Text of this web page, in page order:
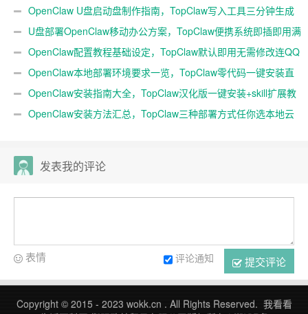
免费满血
OpenClaw U盘启动盘制作指南，TopClaw写入工具三分钟生成
随身AIU盘部署OpenClaw移动办公方案，TopClaw便携系统即插即用满
血开箱OpenClaw配置教程基础设定，TopClaw默认即用无需修改连QQ
微信OpenClaw本地部署环境要求一览，TopClaw零代码一键安装直
连微信教程
OpenClaw安装指南大全，TopClaw汉化版一键安装+skill扩展教
程 OpenClaw安装方法汇总，TopClaw三种部署方式任你选本地云
发表我的评论
提交评论
评论通知
表情
Copyright © 2015 - 2023 wokk.cn . All Rights Reserved. 我看看